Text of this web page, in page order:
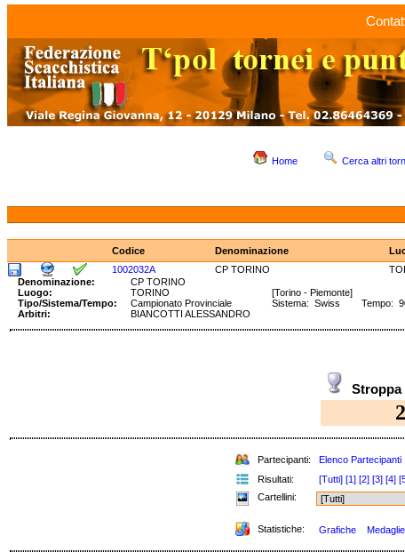
Home Cerca altri
Codice Denominazione
1002032A
CP TORINO
Denominazione:
CP TORINO
Luogo:
TORINO
[Torino - Piemonte]
Tipo/Sistema/Tempo:
Campionato Provinciale
Sistema: Swiss Tempo:
Arbitri:
BIANCOTTI ALESSANDRO
2
Partecipanti: Elenco Partecipanti
Risultati:
[Tutti] [1] [2] [3] [4]
Cartellini:
Statistiche: Grafiche